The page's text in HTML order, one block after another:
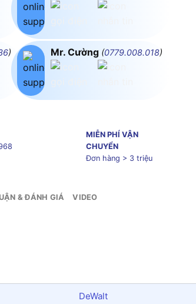
) Mr. Cường (0779.008.018)
MIỄN PHÍ VẬN
CHUYỂN
Đơn hàng > 3 triệu
& ĐÁNH GIÁ VIDEO
DeWalt